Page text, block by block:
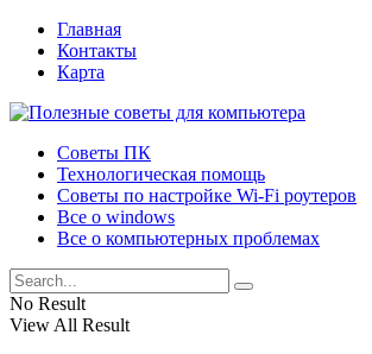
Главная
Контакты
Карта
Советы ПК
Технологическая помощь
Советы по настройке Wi-Fi роутеров
Все о windows
Все о компьютерных проблемах
No Result
View All Result